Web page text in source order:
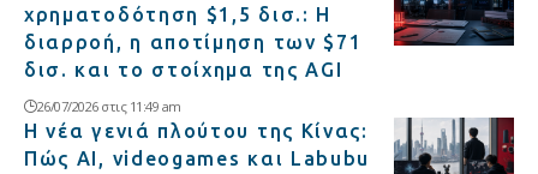
χρηματοδότηση $1,5 δισ.: Η
διαρροή, η αποτίμηση των $71
δισ. και το στοίχημα της AGI
26/07/2026 στις 11:49 am
Η νέα γενιά πλούτου της Κίνας:
Πώς AI, videogames και Labubu